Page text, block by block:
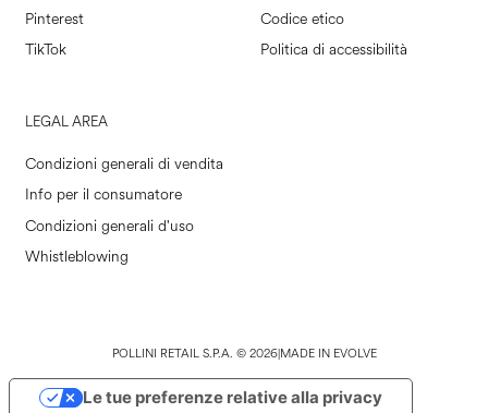
Pinterest
TikTok
Codice etico
Politica di accessibilità
LEGAL AREA
Condizioni generali di vendita
Info per il consumatore
Condizioni generali d'uso
Whistleblowing
POLLINI RETAIL S.P.A. © 2026|MADE IN EVOLVE
Le tue preferenze relative alla privacy